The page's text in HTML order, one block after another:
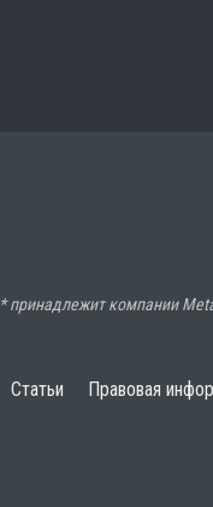
* принадлежит компании
Статьи Правовая